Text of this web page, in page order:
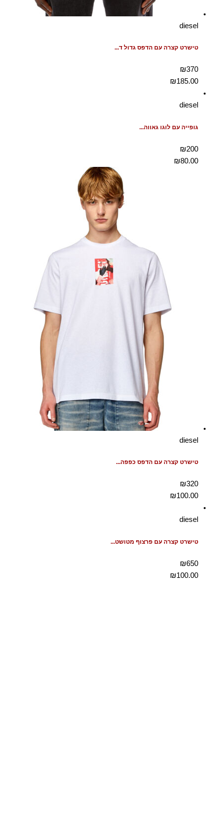
diesel
טישרט קצרה עם הדפס גדול ד...
₪370
₪185.00
diesel
גופייה עם לוגו גאווה...
₪200
₪80.00
diesel
טישרט קצרה עם הדפס כפפה...
₪320
₪100.00
diesel
טישרט קצרה עם פרצוף מטושט...
₪650
₪100.00